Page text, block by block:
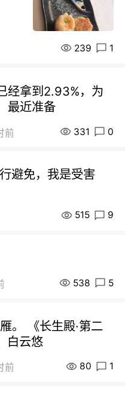
239 1
经拿到2.93%，为
最近准备
前 331 0
避免，我是受害
515 9
538 5
。 《长生殿·第二
白云悠
前 80 1